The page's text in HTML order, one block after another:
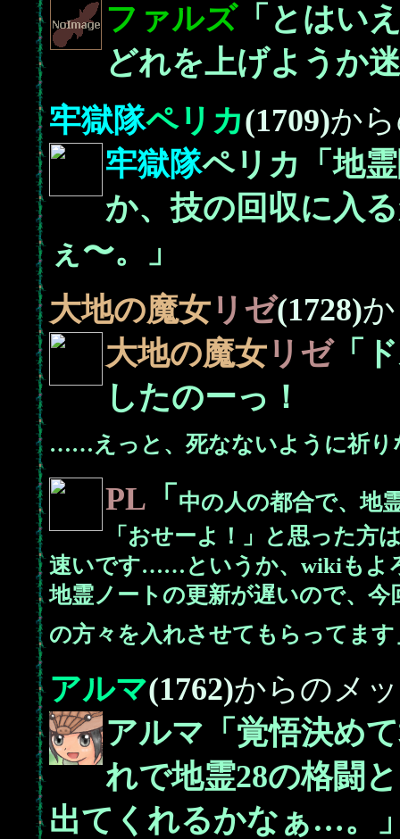
ファルズ「とはい
どれを上げようか
牢獄隊ペリカ(1709)か
牢獄隊ペリカ「地
か、技の回収に入
ぇ〜。」
大地の魔女 リゼ(1728)
大地の魔女 リゼ「
したのーっ！
……えっと、死なないように祈り
PL 「 中の人の都合で、地
「おせーよ！」と思った方
速いです……というか、wikiもよ
地霊ノートの更新が遅いので、
の方々を入れさせてもらってます
アルマ(1762)からのメ
アルマ「覚悟決め
れで地霊28の格闘
出てくれるかなぁ…。